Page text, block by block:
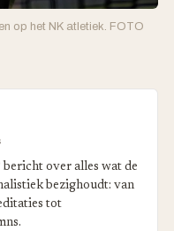
op het NK atletiek. FOTO
bericht over alles wat de
bezighoudt: van
tot